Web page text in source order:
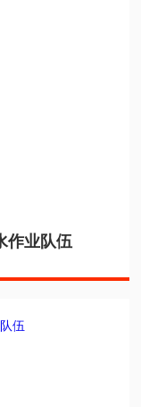
作业队伍